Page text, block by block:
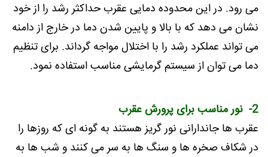
می رود. در این محدوده دمایی عقرب حداکثر رشد را از خود
نشان می دهد که با بالا و پایین شدن دما در خارج از دامنه
می تواند عملکرد رشد را با اختلال مواجه گرداند. برای تنظیم
دما می توان از سیستم گرمایشی مناسب استفاده نمود.
2- نور مناسب برای پرورش عقرب
عقرب ها جاندارانی نور گریز هستند به گونه ای که روزها را
در شکاف صخره ها و سنگ ها به سر می کنند و شب ها به